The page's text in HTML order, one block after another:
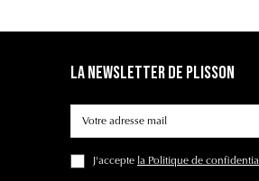
La Newsletter de Plisson
J'accepte la Politique de